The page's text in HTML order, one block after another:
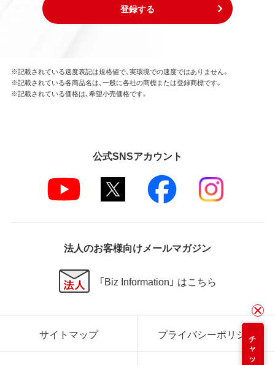
登録する
チャット
※記載されている速度表記は規格値で、実環境での速度ではありません。
※記載されている各商品名は、一般に各社の商標または登録商標です。
※記載されている価格は、希望小売価格です。
公式SNSアカウント
法人のお客様向けメールマガジン
「Biz Information」 はこちら
サイトマップ プライバシーポリシー